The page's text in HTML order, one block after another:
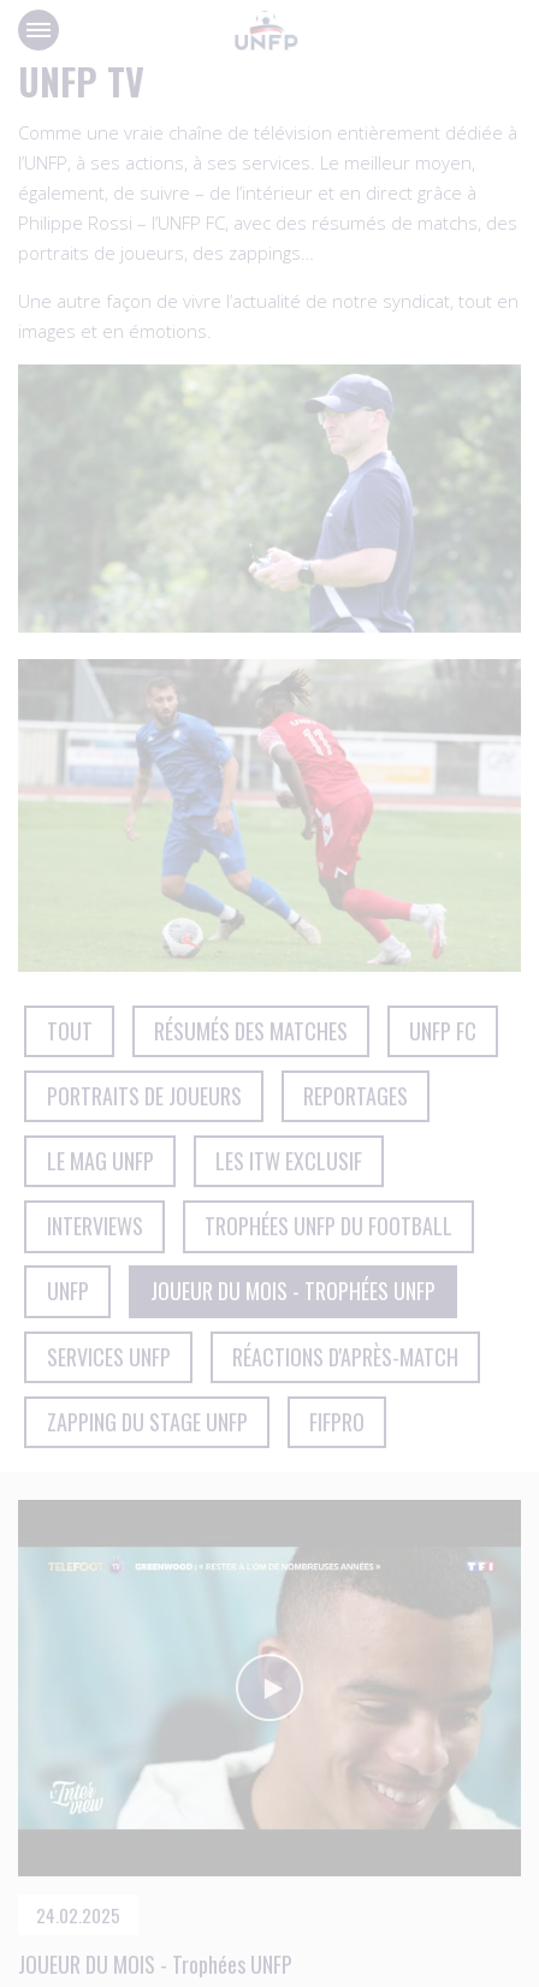
Panneau de gestion des cookies
UNFP TV
Comme une vraie chaîne de télévision entièrement dédiée à
l’UNFP, à ses actions, à ses services. Le meilleur moyen,
également, de suivre – de l’intérieur et en direct grâce à
Philippe Rossi – l’UNFP FC, avec des résumés de matchs, des
portraits de joueurs, des zappings…
Une autre façon de vivre l’actualité de notre syndicat, tout en
images et en émotions.
TOUT RÉSUMÉS DES MATCHES UNFP FC
PORTRAITS DE JOUEURS REPORTAGES
LE MAG UNFP LES ITW EXCLUSIF
INTERVIEWS TROPHÉES UNFP DU FOOTBALL
UNFP JOUEUR DU MOIS - TROPHÉES UNFP
SERVICES UNFP RÉACTIONS D'APRÈS-MATCH
ZAPPING DU STAGE UNFP FIFPRO
24.02.2025
JOUEUR DU MOIS - Trophées UNFP